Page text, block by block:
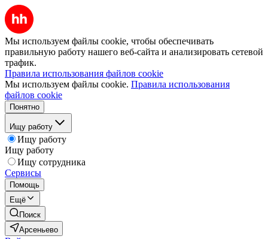
Мы используем файлы cookie, чтобы обеспечивать
правильную работу нашего веб-сайта и анализировать сетевой
трафик.
Правила использования файлов cookie
Мы используем файлы cookie. Правила использования
файлов cookie
Понятно
Ищу работу
Ищу работу
Ищу работу
Ищу сотрудника
Сервисы
Помощь
Ещё
Поиск
Арсеньево